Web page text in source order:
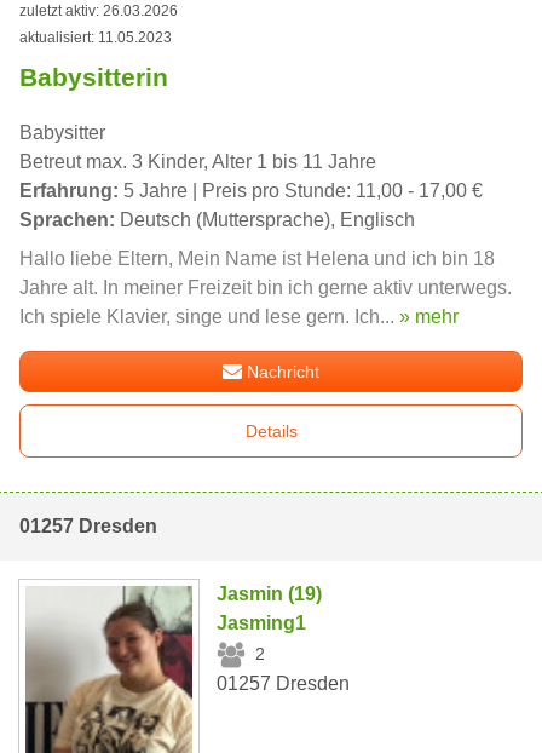
zuletzt aktiv: 26.03.2026
aktualisiert: 11.05.2023
Babysitterin
Babysitter
Betreut max. 3 Kinder, Alter 1 bis 11 Jahre
Erfahrung: 5 Jahre | Preis pro Stunde: 11,00 - 17,00 €
Sprachen: Deutsch (Muttersprache), Englisch
Hallo liebe Eltern, Mein Name ist Helena und ich bin 18
Jahre alt. In meiner Freizeit bin ich gerne aktiv unterwegs.
Ich spiele Klavier, singe und lese gern. Ich... » mehr
Nachricht
Details
01257 Dresden
Jasmin (19)
Jasming1
2
01257 Dresden